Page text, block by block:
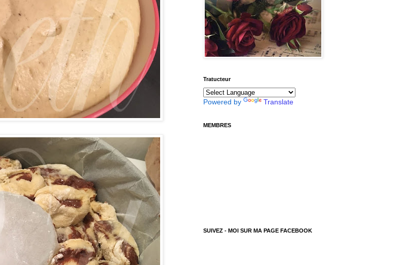
Tratucteur
Powered by Translate
MEMBRES
SUIVEZ - MOI SUR MA PAGE FACEBOOK